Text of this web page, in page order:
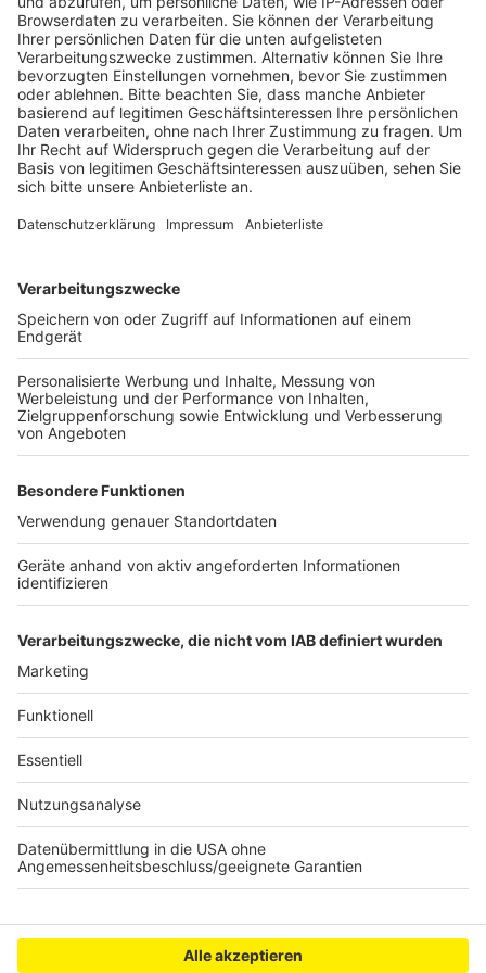
Anzeige
Vorstellen brauchen wir ihn euch nicht. Seit 2003
treibt Jürgen Bangert nun als "Elvis Eifel" seine Späße
am Telefon mit seinen Hörerinnen und Hörern im Radio.
wenn auch nicht immer. Und weil ihr nicht genug von
gegangen. Somit steht euch Elvis rund um die Uhr zur
Verfügung. Hier bekommt Ihr außerdem den
"Directors-Cut" - die Original-Telefonate in längerer
"Opfern" über die Telefonate aus den letzten zwei
Jahrzehnten unterhalten. Wir erfahren auch, wie es ihm
dabei ergangen ist und wobei er selbst mal ins
bitte nicht erschrecken, wenn dabei das Telefon
klingelt. Es muss ja nicht unbedingt Elvis Eifel dran
sein.
Anzeige
Anzeige